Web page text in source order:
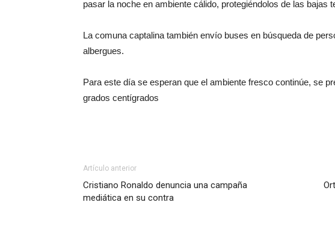
pasar la noche en ambiente cálido, protegiéndolos de las bajas
La comuna captalina también envío buses en búsqueda de
albergues.
Para este día se esperan que el ambiente fresco continúe, se
grados centígrados
Artículo anterior
Cristiano Ronaldo denuncia una campaña
mediática en su contra